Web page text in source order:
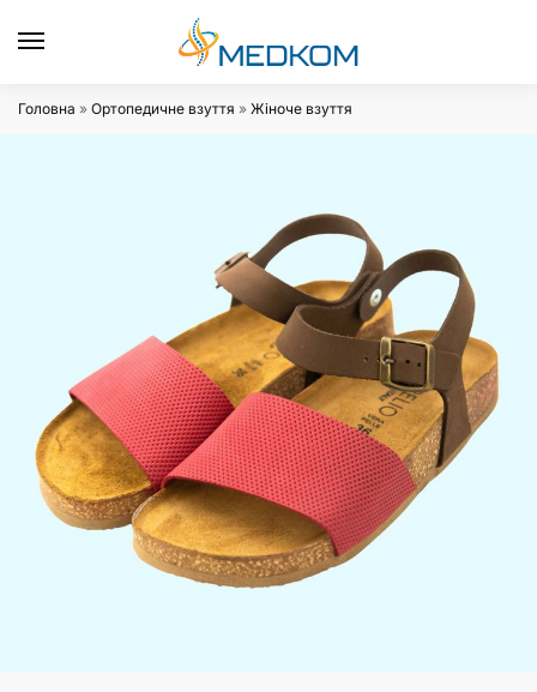
Головна » Ортопедичне взуття » Жіноче взуття